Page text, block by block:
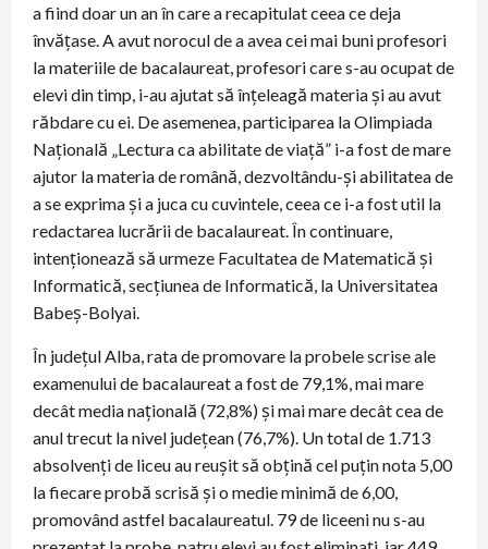
a fiind doar un an în care a recapitulat ceea ce deja
învățase. A avut norocul de a avea cei mai buni profesori
la materiile de bacalaureat, profesori care s-au ocupat de
elevi din timp, i-au ajutat să înțeleagă materia și au avut
răbdare cu ei. De asemenea, participarea la Olimpiada
Națională „Lectura ca abilitate de viață” i-a fost de mare
ajutor la materia de română, dezvoltându-și abilitatea de
a se exprima și a juca cu cuvintele, ceea ce i-a fost util la
redactarea lucrării de bacalaureat. În continuare,
intenționează să urmeze Facultatea de Matematică și
Informatică, secțiunea de Informatică, la Universitatea
Babeș-Bolyai.
În județul Alba, rata de promovare la probele scrise ale
examenului de bacalaureat a fost de 79,1%, mai mare
decât media națională (72,8%) și mai mare decât cea de
anul trecut la nivel județean (76,7%). Un total de 1.713
absolvenți de liceu au reușit să obțină cel puțin nota 5,00
la fiecare probă scrisă și o medie minimă de 6,00,
promovând astfel bacalaureatul. 79 de liceeni nu s-au